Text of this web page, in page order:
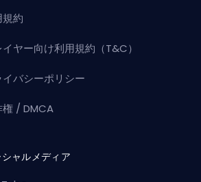
約
イヤー向け利用規約（T&C）
イバシーポリシー
権 / DMCA
シャルメディア